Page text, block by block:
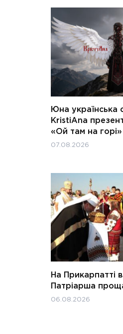
Юна українська
KristiAna
«Ой там на горі»
07.08.2026
На Прикарпатті
Патріарша
06.08.2026